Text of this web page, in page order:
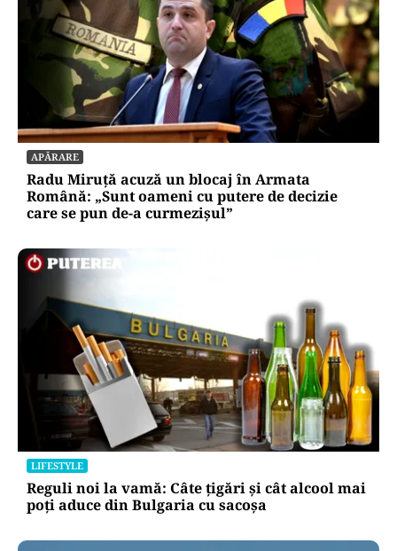
APĂRARE
Radu Miruță acuză un blocaj în Armata
Română: „Sunt oameni cu putere de decizie
care se pun de-a curmezișul”
LIFESTYLE
Reguli noi la vamă: Câte țigări și cât alcool mai
poți aduce din Bulgaria cu sacoșa